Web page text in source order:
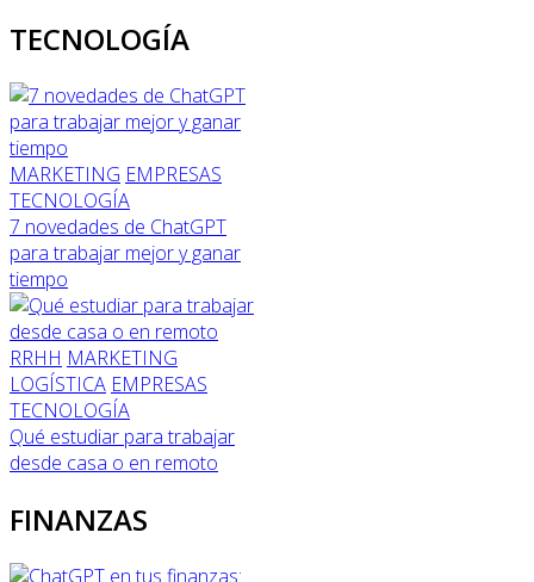
TECNOLOGÍA
MARKETING EMPRESAS
TECNOLOGÍA
7 novedades de ChatGPT
para trabajar mejor y ganar
tiempo
RRHH MARKETING
LOGÍSTICA EMPRESAS
TECNOLOGÍA
Qué estudiar para trabajar
desde casa o en remoto
FINANZAS